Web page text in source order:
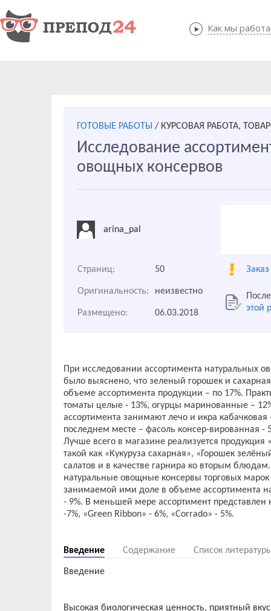
Как мы
Как мы
ГОТОВЫЕ РАБОТЫ / КУРСОВАЯ РАБОТА,
Исследование
овощных консервов
arina_pal
Страниц: 50
Оригинальность: неизвестно
этой
Размещено: 06.03.2018
При исследовании ассортимента натуральных
было выяснено, что зеленый горошек и
объеме ассортимента продукции – по 17%.
томаты целые - 13%, огурцы маринованные –
ассортимента занимают лечо и икра
последнем месте – фасоль консер-вированная -
Лучше всего в магазине реализуется продукция
такой как «Кукуруза сахарная», «Горошек
салатов и в качестве гарнира ко вторым
натуральные овощные консервы торговых марок
занимаемой ими доле в объеме ассортимента
- 9%. В меньшей мере ассортимент представлен
-7%, «Green Ribbon» - 6%, «Corrado» - 5%.
Введение Содержание Список
Введение
Высокая биологическая ценность, приятный